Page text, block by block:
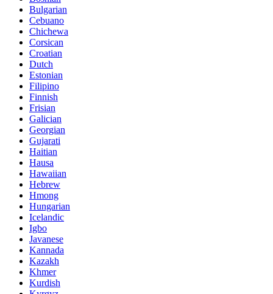
Bulgarian
Cebuano
Chichewa
Corsican
Croatian
Dutch
Estonian
Filipino
Finnish
Frisian
Galician
Georgian
Gujarati
Haitian
Hausa
Hawaiian
Hebrew
Hmong
Hungarian
Icelandic
Igbo
Javanese
Kannada
Kazakh
Khmer
Kurdish